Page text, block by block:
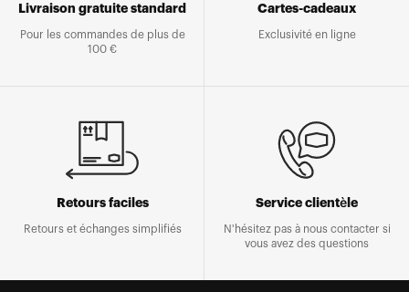
Livraison gratuite standard
Pour les commandes de plus de
100 €
Cartes-cadeaux
Exclusivité en ligne
Retours faciles
Retours et échanges simplifiés
Service clientèle
N'hésitez pas à nous contacter si
vous avez des questions